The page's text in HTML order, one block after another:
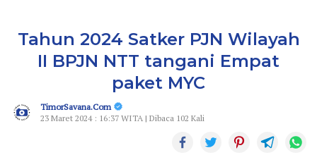
Tahun 2024 Satker PJN Wilayah
II BPJN NTT tangani Empat
paket MYC
TimorSavana.Com
23 Maret 2024 : 16:37 WITA | Dibaca 102 Kali